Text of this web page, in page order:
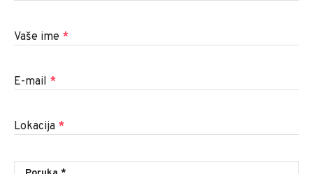
Vaše ime *
E-mail *
Lokacija *